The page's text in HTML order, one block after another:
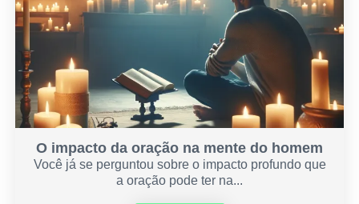
O impacto da oração na mente do homem
Você já se perguntou sobre o impacto profundo que
a oração pode ter na...